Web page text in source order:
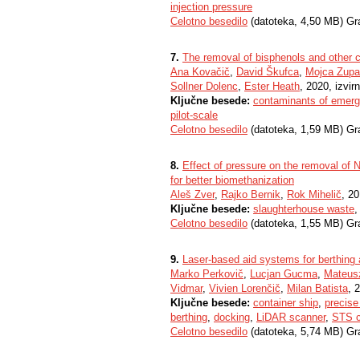
injection pressure
Celotno besedilo (datoteka, 4,50 MB)
7. The removal of bisphenols and other
Ana Kovačič, David Škufca, Mojca
Sollner Dolenc, Ester Heath, 2020,
Ključne besede: contaminants of
pilot-scale
Celotno besedilo (datoteka, 1,59 MB)
8. Effect of pressure on the removal of
for better biomethanization
Aleš Zver, Rajko Bernik, Rok Mihelič,
Ključne besede: slaughterhouse waste,
Celotno besedilo (datoteka, 1,55 MB)
9. Laser-based aid systems for berthing
Marko Perkovič, Lucjan Gucma,
Vidmar, Vivien Lorenčič, Milan Batista,
Ključne besede: container ship,
berthing, docking, LiDAR scanner, STS
Celotno besedilo (datoteka, 5,74 MB)